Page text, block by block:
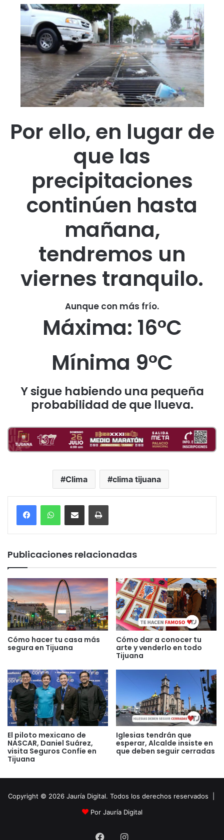
Por ello, en lugar de
que las
precipitaciones
continúen hasta
mañana,
tendremos un
viernes tranquilo.
Aunque con más frío.
Máxima: 16°C
Mínima 9°C
Y sigue habiendo una pequeña
probabilidad de que llueva.
Clima clima tijuana
Compartir por correo electrónicoImprimir
Publicaciones relacionadas
Cómo hacer tu casa más
segura en Tijuana
Cómo dar a conocer tu
arte y venderlo en todo
Tijuana
El piloto mexicano de
NASCAR, Daniel Suárez,
visita Seguros Confíe en
Tijuana
Iglesias tendrán que
esperar, Alcalde insiste en
que deben seguir cerradas
Copyright © 2026 Jauría Digital. Todos los derechos reservados |
Por Jauría Digital
FacebookInstagram